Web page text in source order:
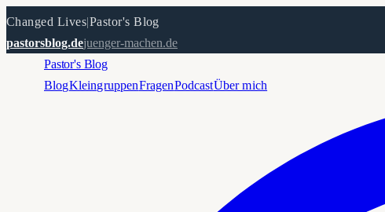
Changed Lives|Pastor's Blog
pastorsblog.dejuenger-machen.de
Pastor's Blog
BlogKleingruppenFragenPodcastÜber mich